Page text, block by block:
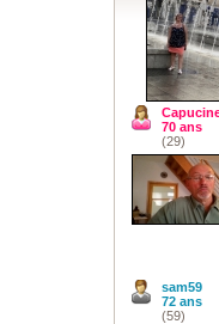
70 ans
(29)
sam59
72 ans
(59)